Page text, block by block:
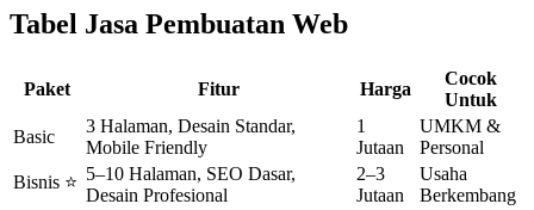
Tabel Jasa Pembuatan Web
Paket Fitur Harga
Cocok
Untuk
Basic
3 Halaman, Desain Standar,
Mobile Friendly
1
Jutaan
UMKM &
Personal
Bisnis ⭐ 5–10 Halaman, SEO Dasar,
Desain Profesional
2–3
Jutaan
Usaha
Berkembang